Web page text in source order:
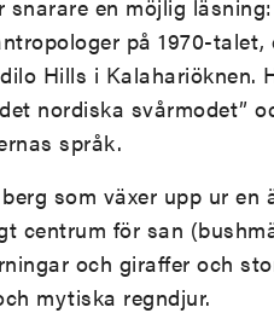
snarare en möjlig
på 1970-
Hills i Kalahariöknen.
nordiska svårmodet”
språk.
som växer upp ur
centrum för san
och giraffer och
mytiska regndjur.